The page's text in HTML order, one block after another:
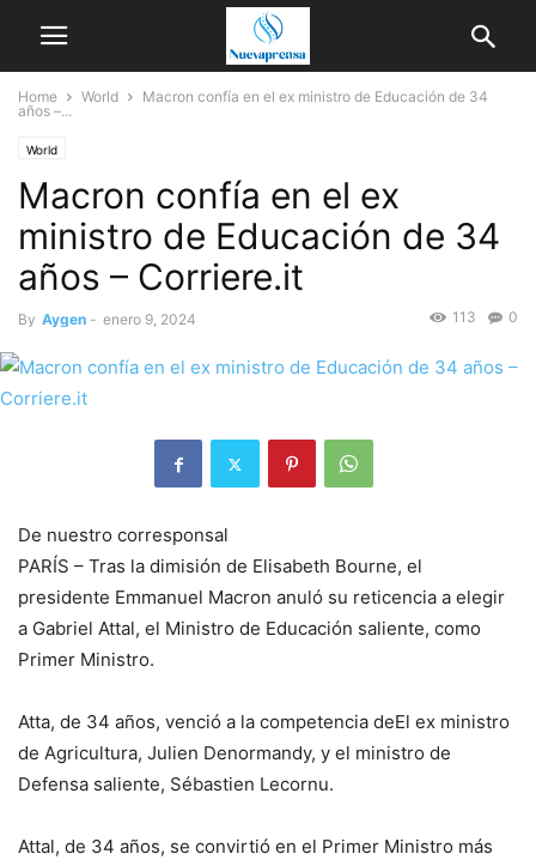
Home World
Macron confía en el ex ministro de Educación de 34
años –...
World
Macron confía en el ex
ministro de Educación de 34
años – Corriere.it
By Aygen - enero 9, 2024 0
113
De nuestro corresponsal
PARÍS – Tras la dimisión de Elisabeth Bourne, el
presidente Emmanuel Macron anuló su reticencia a elegir
a Gabriel Attal, el Ministro de Educación saliente, como
Primer Ministro.
Atta, de 34 años, venció a la competencia deEl ex ministro
de Agricultura, Julien Denormandy, y el ministro de
Defensa saliente, Sébastien Lecornu.
Attal, de 34 años, se convirtió en el Primer Ministro más